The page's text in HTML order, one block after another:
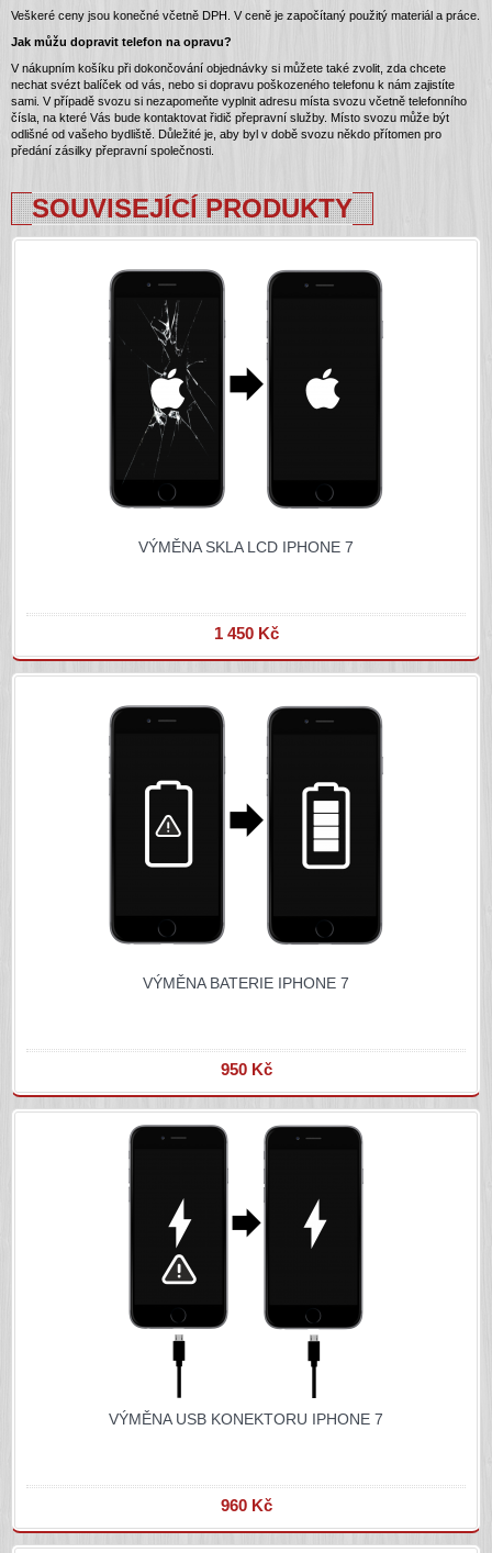
Veškeré ceny jsou konečné včetně DPH. V ceně je započítaný použitý materiál a práce.
Jak můžu dopravit telefon na opravu?
V nákupním košíku při dokončování objednávky si můžete také zvolit, zda chcete
nechat svézt balíček od vás, nebo si dopravu poškozeného telefonu k nám zajistíte
sami. V případě svozu si nezapomeňte vyplnit adresu místa svozu včetně telefonního
čísla, na které Vás bude kontaktovat řidič přepravní služby. Místo svozu může být
odlišné od vašeho bydliště. Důležité je, aby byl v době svozu někdo přítomen pro
předání zásilky přepravní společnosti.
SOUVISEJÍCÍ PRODUKTY
VÝMĚNA SKLA LCD IPHONE 7
1 450 Kč
VÝMĚNA BATERIE IPHONE 7
950 Kč
VÝMĚNA USB KONEKTORU IPHONE 7
960 Kč